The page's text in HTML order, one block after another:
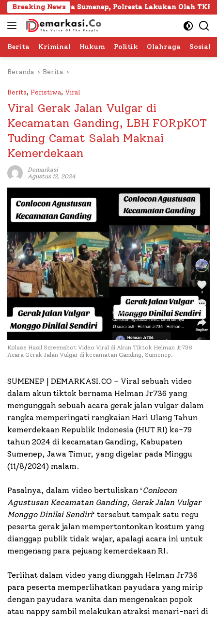
Langsung
ke
konten
Breaking News
Sumenep, Polresta Lakukan Olah TKP 103
Berita Kriminal Hukum Politik Olahraga Sosial
Beranda Berita
Berita, Peristiwa, Viral
Viral Gerak Jalan Vulgar di
Kecamatan Ganding, LBH FORpKOT
Tuding Camat Salah Maknai
Kemerdekaan
Demarkasi
Agustus 12, 2024
Kolase Hasil Screenshot Video Viral di Akun Tiktok Helman Jr736
Acara Gerak Jalan Vulgar di kecamatan Ganding, Sumenep.
SUMENEP | DEMARKASI.CO – Viral sebuah video
dalam akun tiktok bernama Helman Jr736 yang
mengunggah sebuah acara gerak jalan vulgar dalam
rangka memperingati rangkaian Hari Ulang Tahun
kemerdekaan Republik Indonesia (HUT RI) ke-79
tahun 2024 di kecamatan Ganding, Kabupaten
Sumenep, Jawa Timur, yang digelar pada Minggu
(11/8/2024) malam.
Pasalnya, dalam video bertuliskan ‘Conlocon
Agustusan Kecamatan Ganding, Gerak Jalan Vulgar
Monggo Dinilai Sendiri‘ tersebut tampak satu regu
peserta gerak jalan mempertontonkan kostum yang
dianggap publik tidak wajar, apalagi acara ini untuk
mengenang para pejuang kemerdekaan RI.
Terlihat dalam video yang diunggah Helman Jr736
para peserta memperlihatkan payudara yang mirip
dengan payudara wanita dan mengenakan popok
atau nappy sambil melakukan atraksi menari-nari di